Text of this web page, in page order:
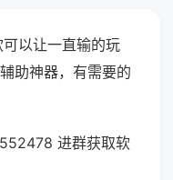
以让一直输的玩
助神器，有需要的
进群获取软